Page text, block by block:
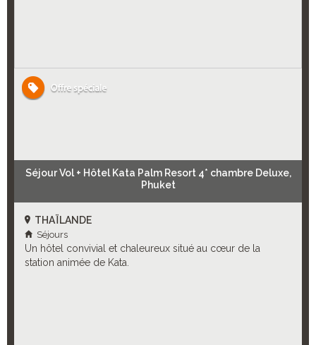
Séjour Vol + Hôtel Kata Palm Resort 4* chambre Deluxe,
Phuket
THAÏLANDE
Séjours
Un hôtel convivial et chaleureux situé au cœur de la
station animée de Kata.